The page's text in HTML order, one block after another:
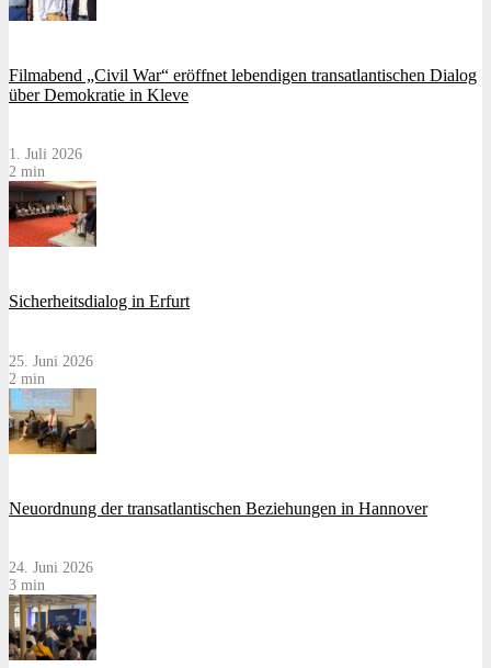
Filmabend „Civil War“ eröffnet lebendigen transatlantischen Dialog
über Demokratie in Kleve
1. Juli 2026
2 min
Sicherheitsdialog in Erfurt
25. Juni 2026
2 min
Neuordnung der transatlantischen Beziehungen in Hannover
24. Juni 2026
3 min